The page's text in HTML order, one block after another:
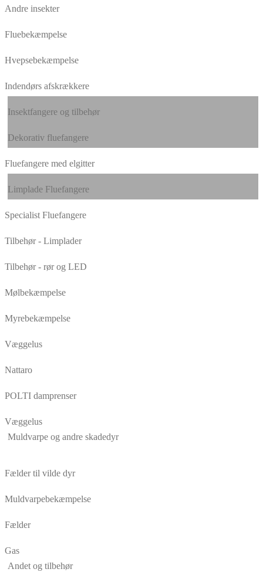
Andre insekter
Fluebekæmpelse
Hvepsebekæmpelse
Indendørs afskrækkere
Insektfangere og tilbehør
Dekorativ fluefangere
Fluefangere med elgitter
Limplade Fluefangere
Specialist Fluefangere
Tilbehør - Limplader
Tilbehør - rør og LED
Mølbekæmpelse
Myrebekæmpelse
Væggelus
Nattaro
POLTI damprenser
Væggelus
Muldvarpe og andre skadedyr
Fælder til vilde dyr
Muldvarpebekæmpelse
Fælder
Gas
Andet og tilbehør